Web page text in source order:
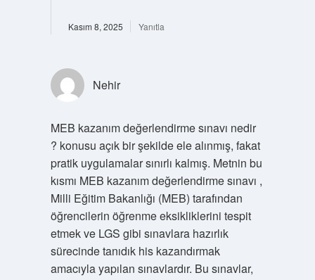
Kasım 8, 2025 Yanıtla
Nehir
MEB kazanım değerlendirme sınavı nedir
? konusu açık bir şekilde ele alınmış, fakat
pratik uygulamalar sınırlı kalmış. Metnin bu
kısmı MEB kazanım değerlendirme sınavı ,
Milli Eğitim Bakanlığı (MEB) tarafından
öğrencilerin öğrenme eksikliklerini tespit
etmek ve LGS gibi sınavlara hazırlık
sürecinde tanıdık his kazandırmak
amacıyla yapılan sınavlardır. Bu sınavlar,